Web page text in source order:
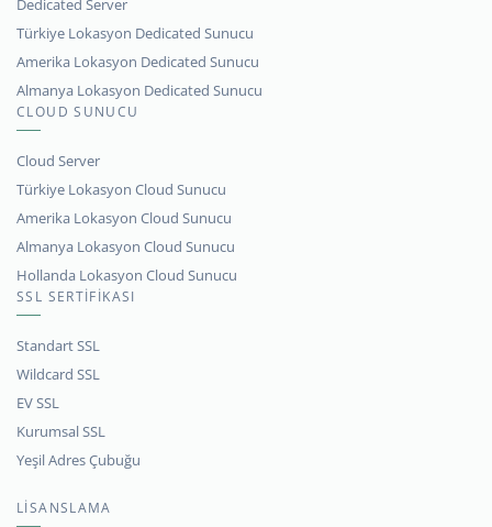
Dedicated Server
Türkiye Lokasyon Dedicated Sunucu
Amerika Lokasyon Dedicated Sunucu
Almanya Lokasyon Dedicated Sunucu
CLOUD SUNUCU
Cloud Server
Türkiye Lokasyon Cloud Sunucu
Amerika Lokasyon Cloud Sunucu
Almanya Lokasyon Cloud Sunucu
Hollanda Lokasyon Cloud Sunucu
SSL SERTİFİKASI
Standart SSL
Wildcard SSL
EV SSL
Kurumsal SSL
Yeşil Adres Çubuğu
LİSANSLAMA